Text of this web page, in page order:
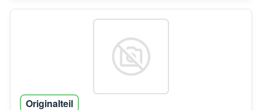
Originalteil